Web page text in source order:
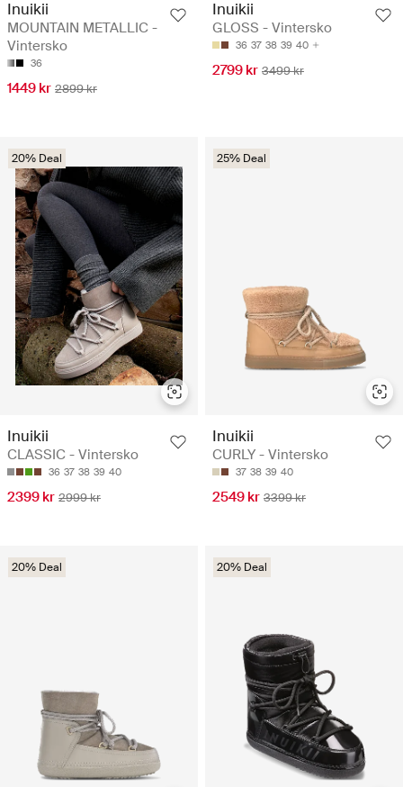
Inuikii
MOUNTAIN METALLIC -
Vintersko
36
1449 kr 2899 kr
Inuikii
GLOSS - Vintersko
36 37 38 39 40
2799 kr 3499 kr
20% Deal
Inuikii
CLASSIC - Vintersko
36 37 38 39 40
2399 kr 2999 kr
25% Deal
Inuikii
CURLY - Vintersko
37 38 39 40
2549 kr 3399 kr
20% Deal 20% Deal